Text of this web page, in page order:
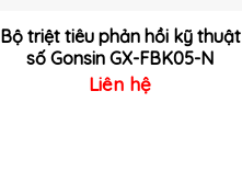
Bộ triệt tiêu phản hồi kỹ thuật
số Gonsin GX-FBK05-N
Liên hệ